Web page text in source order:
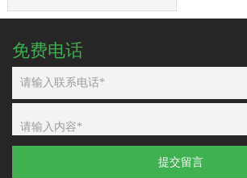
免费电话
提交留言